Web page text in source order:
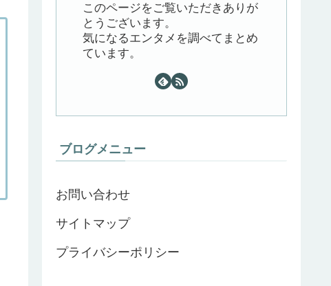
このページをご覧いただきありが
とうございます。
気になるエンタメを調べてまとめ
ています。
ブログメニュー
お問い合わせ
サイトマップ
プライバシーポリシー